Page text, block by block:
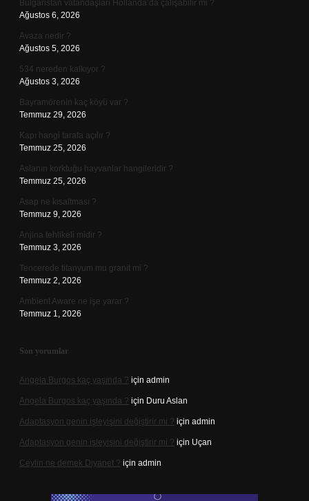
Bulgaristan vatandaşları Hollanda’da çalışabilir mi ?
Ağustos 6, 2026
Avaza nedir ?
Ağustos 5, 2026
534 nereden kalkıyor ?
Ağustos 3, 2026
Bayramörenin kaç köyü var ?
Temmuz 29, 2026
Kapı hangi tarafa açılır ?
Temmuz 25, 2026
Aslanın korktuğu hayvanlar hangileridir ?
Temmuz 25, 2026
Asap ne kısaltması ?
Temmuz 9, 2026
Anjina tehlikeli midir ?
Temmuz 3, 2026
Tencerede titanyum mu granit mi ?
Temmuz 2, 2026
Ambient Aware ne işe yarar ?
Temmuz 1, 2026
Son yorumlar
Angela Burgos kaç yaşında ? için admin
Angela Burgos kaç yaşında ? için Duru Aslan
Adaptasyon genin işleyişini değiştirir mi ? için admin
Adaptasyon genin işleyişini değiştirir mi ? için Uçan
Ceylin ne demek Diyanet ? için admin